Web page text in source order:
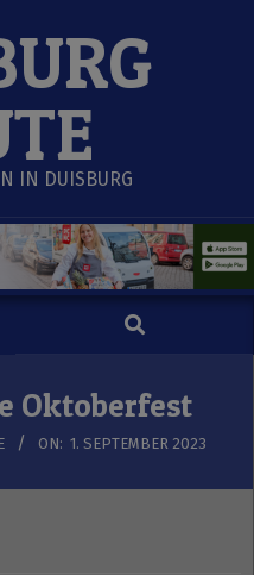
IN DUISBURG
Search
Oktoberfest
ON: 1. SEPTEMBER 2023